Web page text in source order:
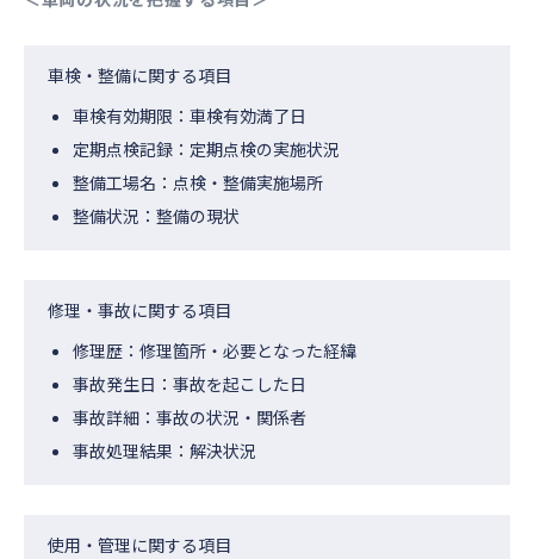
車検・整備に関する項目
車検有効期限：車検有効満了日
定期点検記録：定期点検の実施状況
整備工場名：点検・整備実施場所
整備状況：整備の現状
修理・事故に関する項目
修理歴：修理箇所・必要となった経緯
事故発生日：事故を起こした日
事故詳細：事故の状況・関係者
事故処理結果：解決状況
使用・管理に関する項目